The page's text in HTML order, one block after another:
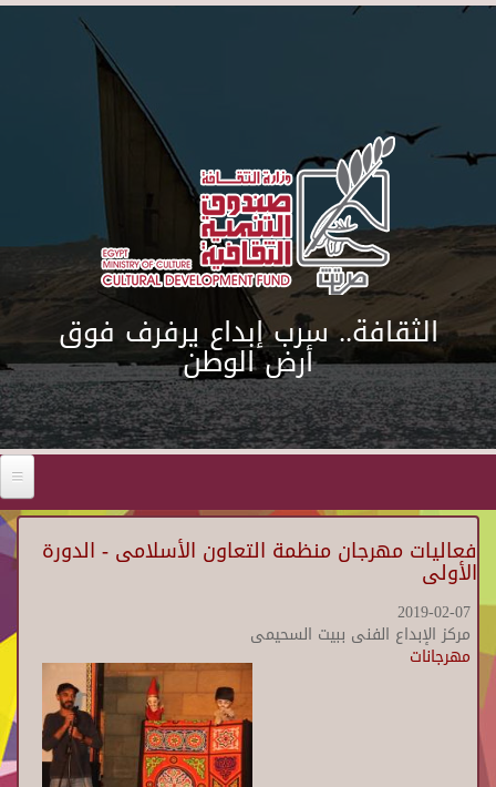
Skip to main content
الثقافة.. سرب إبداع يرفرف فوق
أرض الوطن
فعاليات مهرجان منظمة التعاون الأسلامى - الدورة
الأولى
2019-02-07
مركز الإبداع الفنى ببيت السحيمى
مهرجانات